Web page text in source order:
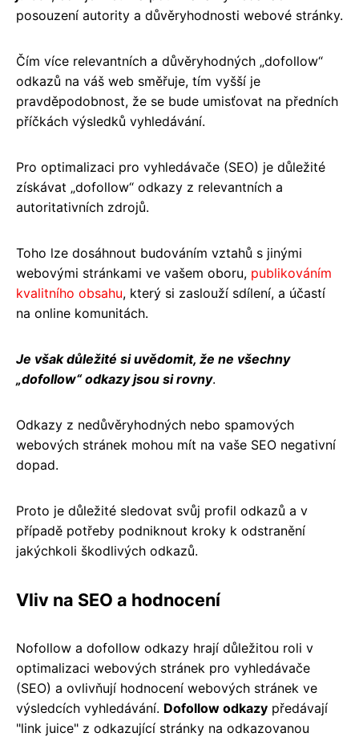
posouzení autority a důvěryhodnosti webové stránky.
Čím více relevantních a důvěryhodných „dofollow“
odkazů na váš web směřuje, tím vyšší je
pravděpodobnost, že se bude umisťovat na předních
příčkách výsledků vyhledávání.
Pro optimalizaci pro vyhledávače (SEO) je důležité
získávat „dofollow“ odkazy z relevantních a
autoritativních zdrojů.
Toho lze dosáhnout budováním vztahů s jinými
webovými stránkami ve vašem oboru, publikováním
kvalitního obsahu, který si zaslouží sdílení, a účastí
na online komunitách.
Je však důležité si uvědomit, že ne všechny
„dofollow“ odkazy jsou si rovny.
Odkazy z nedůvěryhodných nebo spamových
webových stránek mohou mít na vaše SEO negativní
dopad.
Proto je důležité sledovat svůj profil odkazů a v
případě potřeby podniknout kroky k odstranění
jakýchkoli škodlivých odkazů.
Vliv na SEO a hodnocení
Nofollow a dofollow odkazy hrají důležitou roli v
optimalizaci webových stránek pro vyhledávače
(SEO) a ovlivňují hodnocení webových stránek ve
výsledcích vyhledávání. Dofollow odkazy předávají
"link juice" z odkazující stránky na odkazovanou